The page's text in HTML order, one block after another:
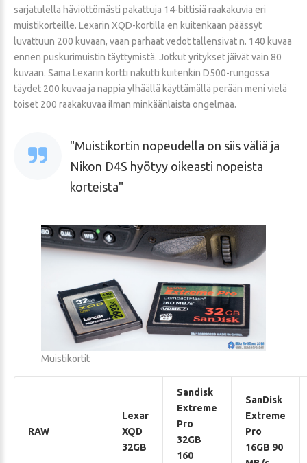
sarjatulella häviöttömästi pakattuja 14-bittisiä raakakuvia eri
muistikorteille. Lexarin XQD-kortilla en kuitenkaan päässyt
luvattuun 200 kuvaan, vaan parhaat vedot tallensivat n. 140 kuvaa
ennen puskurimuistin täyttymistä. Jotkut yritykset jäivät vain 80
kuvaan. Sama Lexarin kortti nakutti kuitenkin D500-rungossa
täydet 200 kuvaa ja nappia ylhäällä käyttämällä perään meni vielä
toiset 200 raakakuvaa ilman minkäänlaista ongelmaa.
Muistikortin nopeudella on siis väliä ja
Nikon D4S hyötyy oikeasti nopeista
korteista
Muistikortit
RAW
Lexar
XQD
32GB
Sandisk
Extreme
Pro
32GB
160
SanDisk
Extreme
Pro
16GB 90